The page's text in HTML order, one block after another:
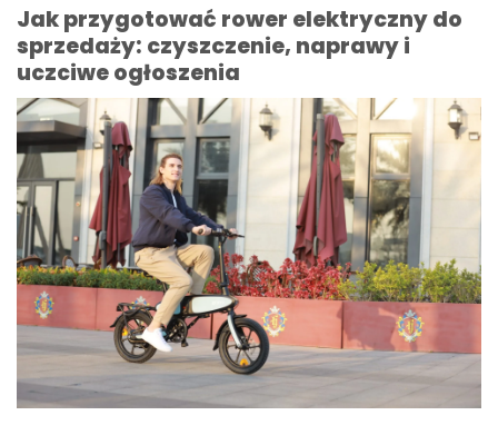
Jak przygotować rower elektryczny do
sprzedaży: czyszczenie, naprawy i
uczciwe ogłoszenia